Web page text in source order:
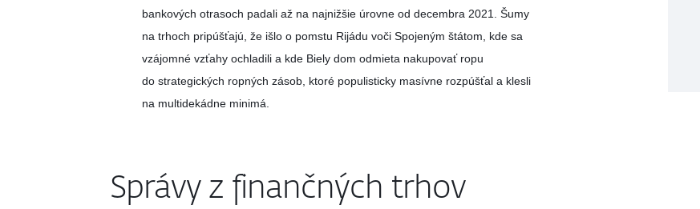
bankových otrasoch padali až na najnižšie úrovne od decembra 2021. Šumy
na trhoch pripúšťajú, že išlo o pomstu Rijádu voči Spojeným štátom, kde sa
vzájomné vzťahy ochladili a kde Biely dom odmieta nakupovať ropu
do strategických ropných zásob, ktoré populisticky masívne rozpúšťal a klesli
na multidekádne minimá.
Správy z finančných trhov